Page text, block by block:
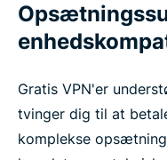
Gratis VPN'er
tvinger dig til at
komplekse